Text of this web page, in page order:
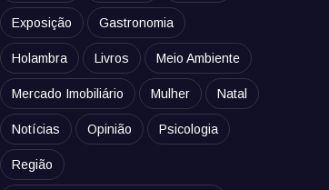
Exposição Gastronomia
Holambra Livros Meio Ambiente
Mercado Imobiliário Mulher Natal
Notícias Opinião Psicologia
Região